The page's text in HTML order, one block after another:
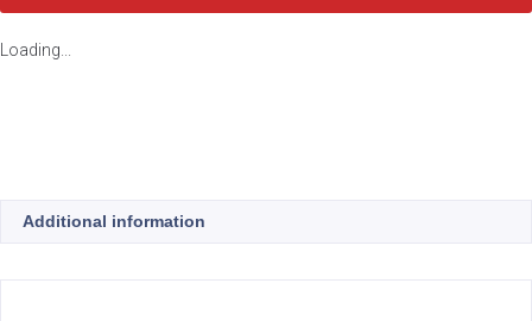
Loading...
Additional information